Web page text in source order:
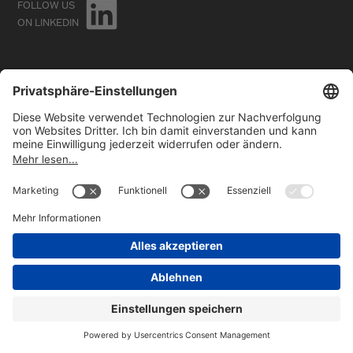
FOLLOW US
ON LINKEDIN
©2026HBC GmbH. Alle Rechte vorbehalten.